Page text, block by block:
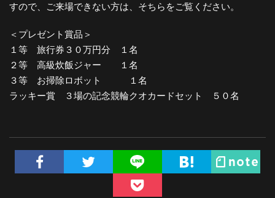
すので、ご来場できない方は、そちらをご覧ください。
＜プレゼント賞品＞
１等 旅行券３０万円分 １名
２等 高級炊飯ジャー １名
３等 お掃除ロボット １名
ラッキー賞 ３場の記念競輪クオカードセット ５０名